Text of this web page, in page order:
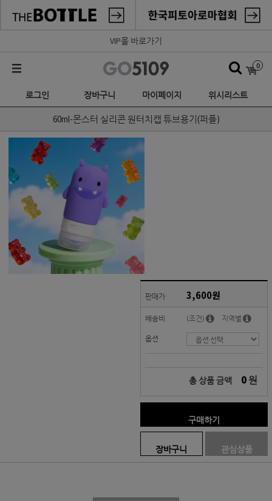
VIP몰 바로가기
0
로그인 장바구니 마이페이지 위시리스트
60ml-몬스터 실리콘 원터치캡 튜브용기(퍼플)
판매가 3,600원
배송비 (조건) 지역별
옵션
총 상품 금액 0 원
구매하기
장바구니 관심상품